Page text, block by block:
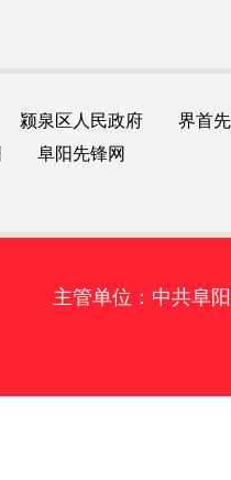
颍泉区人民政府
界首
阜阳先锋网
主管单位：中共阜